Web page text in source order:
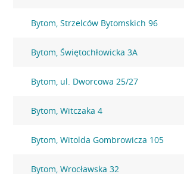
Bytom, Strzelców Bytomskich 96
Bytom, Świętochłowicka 3A
Bytom, ul. Dworcowa 25/27
Bytom, Witczaka 4
Bytom, Witolda Gombrowicza 105
Bytom, Wrocławska 32